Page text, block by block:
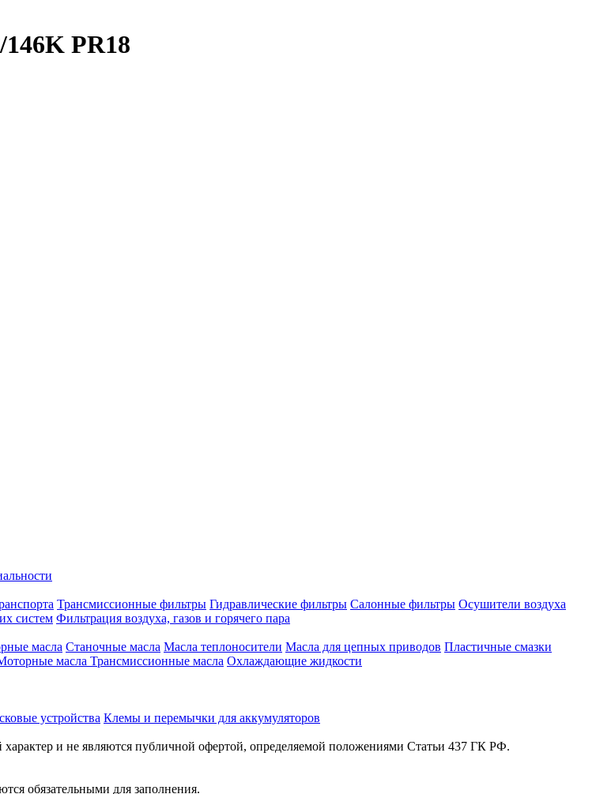
PR18
Трансмиссионные фильтры Гидравлические фильтры Салонные фильтры Осушители воздуха
систем Фильтрация воздуха, газов и горячего пара
масла Станочные масла Масла теплоносители Масла для цепных приводов Пластичные смазки
масла Трансмиссионные масла Охлаждающие жидкости
устройства Клемы и перемычки для аккумуляторов
и не являются публичной офертой, определяемой положениями Статьи 437 ГК РФ.
обязательными для заполнения.